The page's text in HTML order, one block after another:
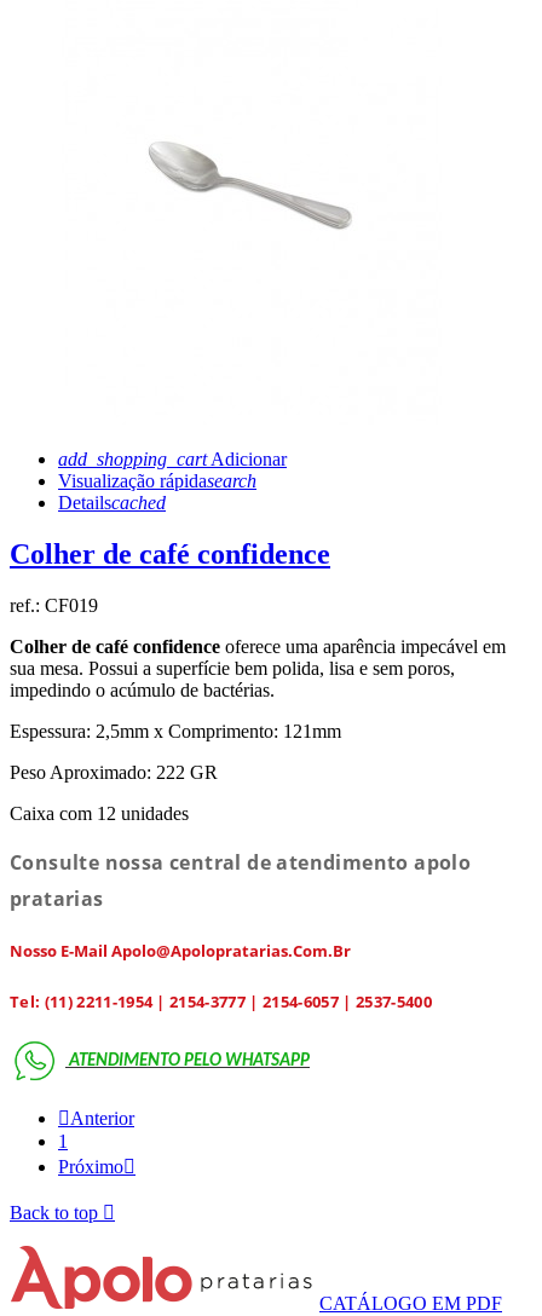
add_shopping_cart Adicionar
Visualização rápidasearch
Detailscached
Colher de café confidence
ref.: CF019
Colher de café confidence oferece uma aparência impecável em
sua mesa. Possui a superfície bem polida, lisa e sem poros,
impedindo o acúmulo de bactérias.
Espessura: 2,5mm x Comprimento: 121mm
Peso Aproximado: 222 GR
Caixa com 12 unidades
Consulte nossa central de atendimento apolo
pratarias
Nosso E-Mail Apolo@apolopratarias.com.br
Tel: (11) 2211-1954 | 2154-3777 | 2154-6057 | 2537-5400
ATENDIMENTO PELO WHATSAPP
Anterior
1
Próximo
Back to top 
CATÁLOGO EM PDF